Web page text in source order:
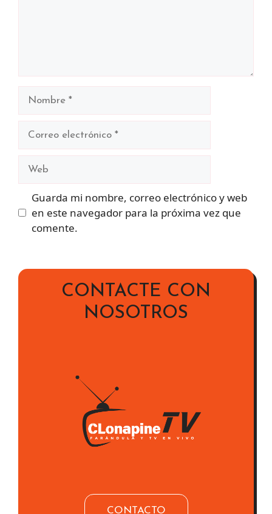
Nombre
Guarda mi nombre, correo electrónico y web
en este navegador para la próxima vez que
comente.